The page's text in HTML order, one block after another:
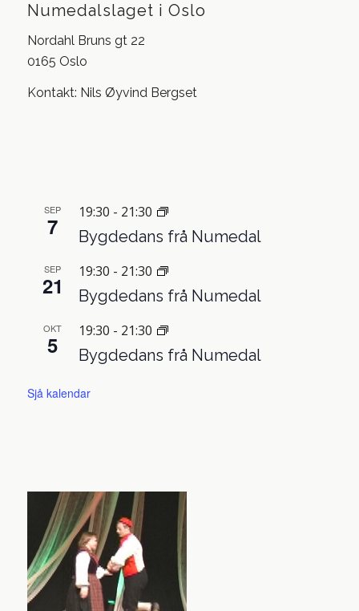
Numedalslaget i Oslo
Nordahl Bruns gt 22
0165 Oslo
Kontakt: Nils Øyvind Bergset
SEP
7
19:30 - 21:30
Bygdedans frå Numedal
SEP
21
19:30 - 21:30
Bygdedans frå Numedal
OKT
5
19:30 - 21:30
Bygdedans frå Numedal
Sjå kalendar